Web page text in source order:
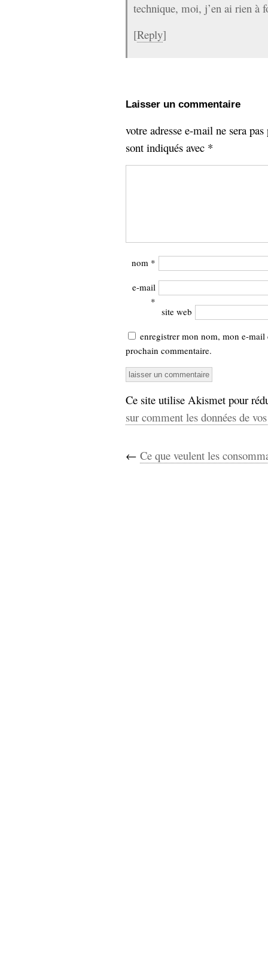
technique, moi, j’en ai rien à
[Reply]
Laisser un commentaire
votre adresse e-mail ne sera
sont indiqués avec *
nom *
e-mail
*
site web
enregistrer mon nom, mon e-
prochain commentaire.
Ce site utilise Akismet pour
sur comment les données de
← Ce que veulent les